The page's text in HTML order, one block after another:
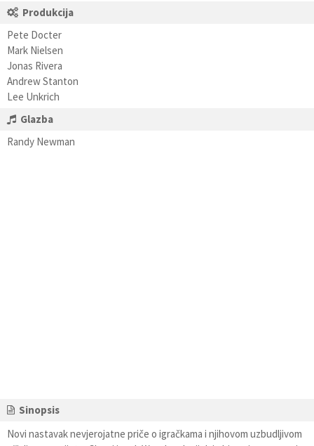
Produkcija
Pete Docter
Mark Nielsen
Jonas Rivera
Andrew Stanton
Lee Unkrich
Glazba
Randy Newman
Sinopsis
Novi nastavak nevjerojatne priče o igračkama i njihovom uzbudljivom